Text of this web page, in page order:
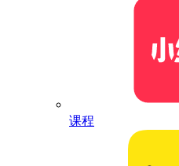
课程